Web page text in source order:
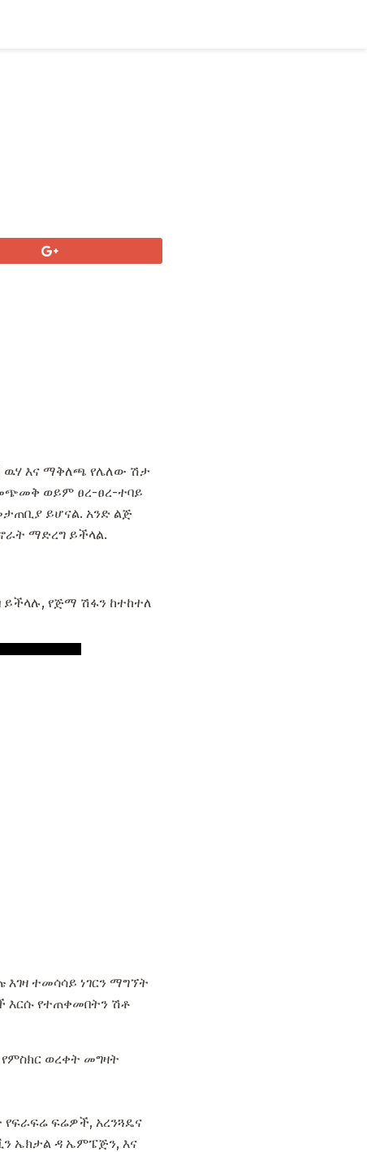
ዉሃ እና ማቅለጫ የሌለው ሽታ
ወይም ፀረ-ፀረ-ተባይ
ይሆናል. አንድ ልጅ
ማድረግ ይችላል.
የጅማ ሽፋን ከተከተለ
ተመሳሳይ ነገርን ማግኘት
እርሱ የተጠቀመበትን ሽቶ
ወረቀት መግዛት
ፍሬዎች, አረንጓዴና
ኤክታል ዳ ኤምፔጅን, እና